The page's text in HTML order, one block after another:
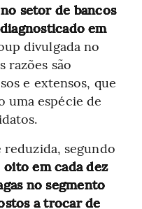
setor de bancos
em
divulgada no
razões são
e extensos, que
uma espécie de
reduzida, segundo
oito em cada dez
no segmento
a trocar de